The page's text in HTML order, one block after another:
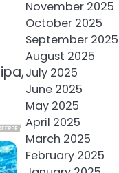
November 2025
October 2025
September 2025
August 2025
July 2025
June 2025
May 2025
April 2025
March 2025
February 2025